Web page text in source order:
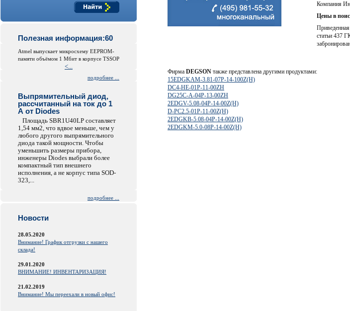
Полезная информация:60
Atmel выпускает микросхему EEPROM-
памяти объёмом 1 Мбит в корпусе TSSOP
<...
подробнее ...
Выпрямительный диод,
рассчитанный на ток до 1
А от Diodes
Площадь SBR1U40LP составляет
1,54 мм2, что вдвое меньше, чем у
любого другого выпрямительного
диода такой мощности. Чтобы
уменьшить размеры прибора,
инженеры Diodes выбрали более
компактный тип внешнего
исполнения, а не корпус типа SOD-
323,...
подробнее ...
Новости
28.05.2020
Внимание! График отгрузки с нашего
склада!
29.01.2020
ВНИМАНИЕ! ИНВЕНТАРИЗАЦИЯ!
21.02.2019
Внимание! Мы переехали в новый офис!
Компания
Цены в
статьи 437
Фирма DEGSON также представлена другими продуктами:
15EDGKAM-3.81-07P-14-100Z(H)
DC4-HE-01P-11-00ZH
DG25C-A-04P-13-00ZH
2EDGV-5.08-04P-14-00Z(H)
D-PC2.5-01P-11-00Z(H)
2EDGKB-5.08-04P-14-00Z(H)
2EDGKM-5.0-08P-14-00Z(H)